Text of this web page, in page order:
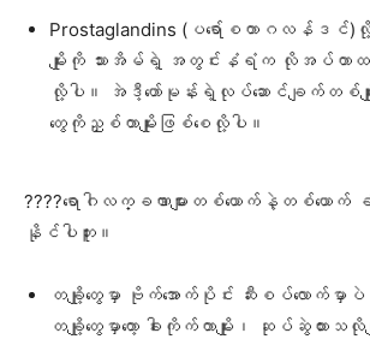
Prostaglandins (ပရော်စတာဂလန်ဒင်)လို့
မျိုးကို သားအိမ်ရဲ့ အတွင်းနံရံက လိုအပ်တာထက်
လို့ပါ။ အဲဒီ့ဟော်မုန်းရဲ့လုပ်ဆောင်ချက်တစ်မျို
တွေကိုညှစ်တာမျိုးဖြစ်စေလို့ပါ။
????ရောဂါလက္ခဏာများတစ်ယောက်နဲ့တစ်ယောက်
နိုင်ပါဘူး။
တချို့တွေမှာ ဗိုက်အောက်ပိုင်း ဆီးစပ်လောက်မှာ
တချို့တွေမှာတော့ ခါးကိုက်တာမျိုး၊ ဆုပ်ဆွဲထားသ